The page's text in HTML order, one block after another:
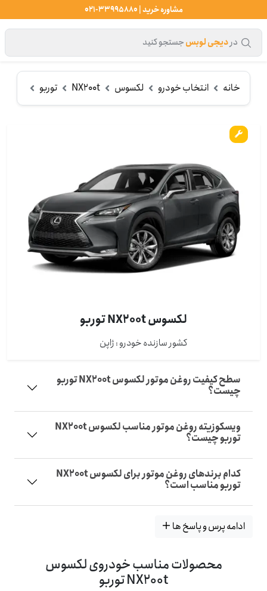
مشاوره خرید | 33995880-021
دردیجی لوبسجستجو کنید
خانه انتخاب خودرو لکسوس NX200t توربو
لکسوس NX200t توربو
کشور سازنده خودرو : ژاپن
سطح کیفیت روغن موتور لکسوس NX200t توربو
چیست؟
ویسکوزیته روغن موتور مناسب لکسوس NX200t
توربو چیست؟
کدام برندهای روغن موتور برای لکسوس NX200t
توربو مناسب است؟
ادامه پرس و پاسخ ها
محصولات مناسب خودروی لکسوس
NX200t توربو